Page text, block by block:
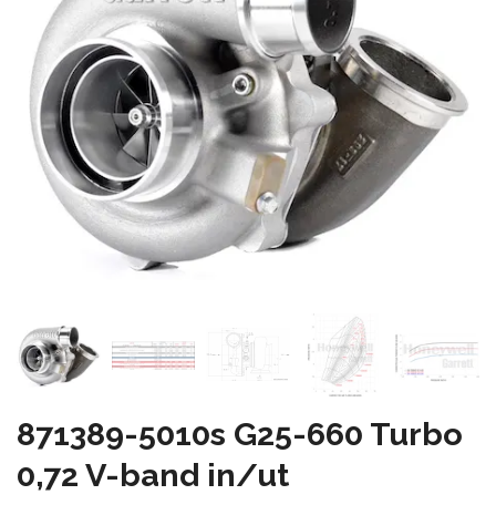
871389-5010s G25-660 Turbo
0,72 V-band in/ut